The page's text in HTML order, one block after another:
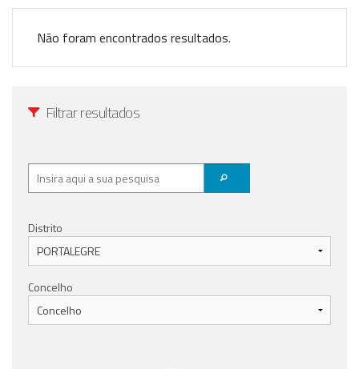
Não foram encontrados resultados.
Filtrar resultados
Distrito
Concelho